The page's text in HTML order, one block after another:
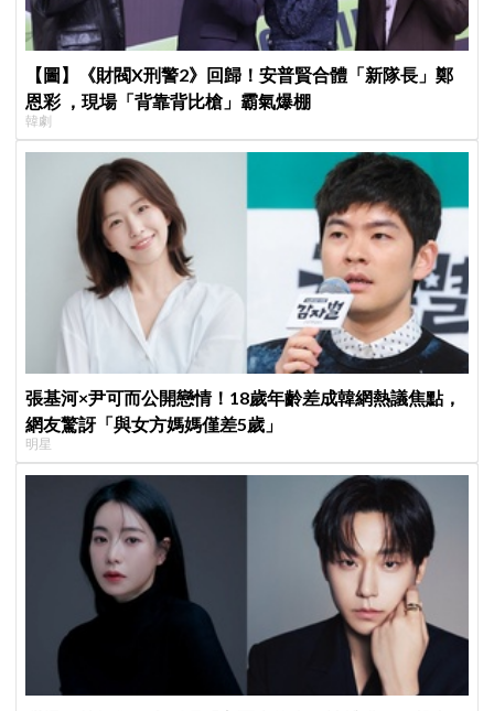
【圖】《財閥X刑警2》回歸！安普賢合體「新隊長」鄭
恩彩 ，現場「背靠背比槍」霸氣爆棚
韓劇
張基河×尹可而公開戀情！18歲年齡差成韓網熱議焦點，
網友驚訝「與女方媽媽僅差5歲」
明星